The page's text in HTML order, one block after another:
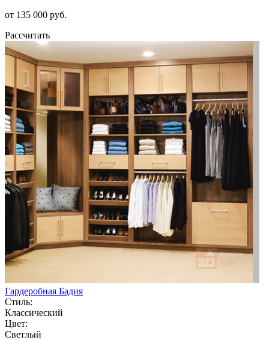
от 135 000 руб.
Рассчитать
Гардеробная Бадия
Стиль:
Классический
Цвет:
Светлый